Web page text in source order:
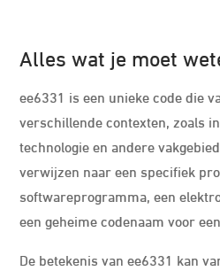
Alles wat je moet
ee6331 is een unieke code die
verschillende contexten, zoals
technologie en andere
verwijzen naar een specifiek
softwareprogramma, een
een geheime codenaam voor
De betekenis van ee6331 kan